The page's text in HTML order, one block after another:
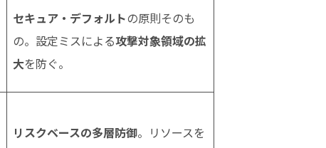
セキュア・デフォルトの原則そのも
の。設定ミスによる攻撃対象領域の拡
大を防ぐ。
リスクベースの多層防御。リソースを